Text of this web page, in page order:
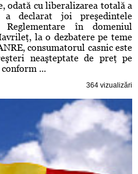
odată cu liberalizarea totală a
declarat joi preşedintele
în domeniul
la o dezbatere pe teme
consumatorul casnic este
neaşteptate de preţ pe
...
364 vizualizări